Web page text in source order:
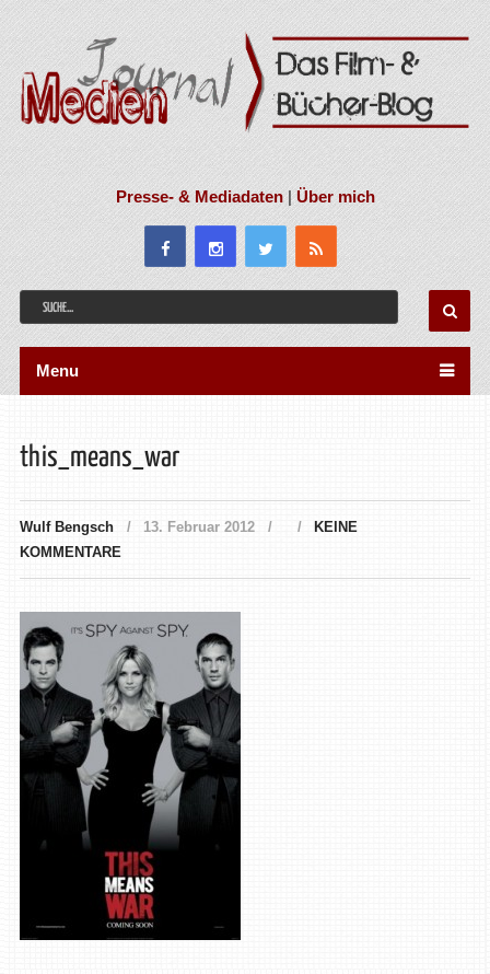
Presse- & Mediadaten|Über mich
Menu
this_means_war
Wulf Bengsch 13. Februar 2012
KEINE
KOMMENTARE